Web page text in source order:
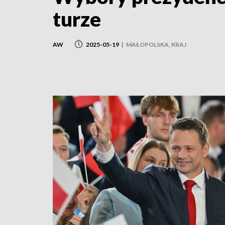
turze
AW 2025-05-19 | MAŁOPOLSKA, KRAJ